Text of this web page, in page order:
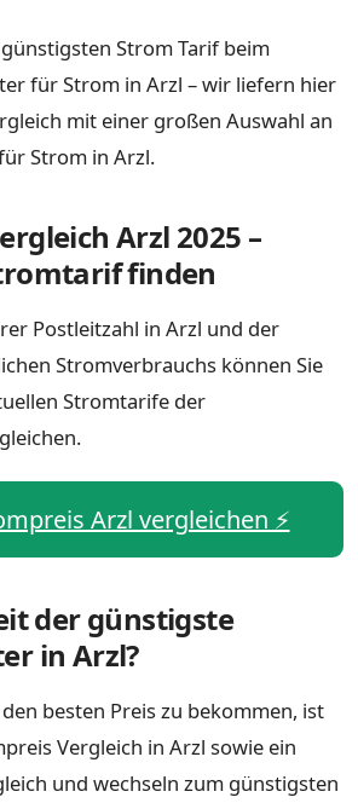
Strom Tarif beim
für Strom in Arzl – wir liefern hier
mit einer großen Auswahl an
Strom in Arzl.
Arzl 2025 –
finden
Postleitzahl in Arzl und der
Stromverbrauchs können Sie
Stromtarife der
Arzl vergleichen ⚡️
der günstigste
in Arzl?
besten Preis zu bekommen, ist
Vergleich in Arzl sowie ein
und wechseln zum günstigsten